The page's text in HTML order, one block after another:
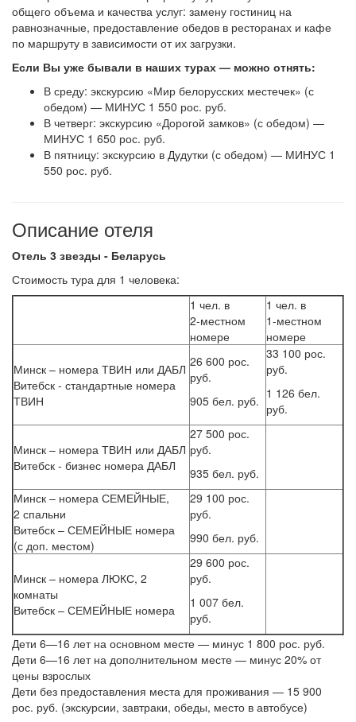
общего объема и качества услуг: замену гостиниц на
равнозначные, предоставление обедов в ресторанах и кафе
по маршруту в зависимости от их загрузки.
Если Вы уже бывали в наших турах — можно отнять:
В среду: экскурсию «Мир белорусских местечек» (с
обедом) — МИНУС 1 550 рос. руб.
В четверг: экскурсию «Дорогой замков» (с обедом) —
МИНУС 1 650 рос. руб.
В пятницу: экскурсию в Дудутки (с обедом) — МИНУС 1
550 рос. руб.
Описание отеля
Отель 3 звезды - Беларусь
Сто­и­мость ту­ра для 1 че­ло­ве­ка:
1 чел. в
2-местном
номере
1 чел. в
1-местном
номере
Минск – номера ТВИН или ДАБЛ
Витебск - стандартные номера
ТВИН
26 600 рос.
руб.
905 бел. руб.
33 100 рос.
руб.
1 126 бел.
руб.
Минск – номера ТВИН или ДАБЛ
Витебск - бизнес номера ДАБЛ
27 500 рос.
руб.
935 бел. руб.
Минск – номера СЕМЕЙНЫЕ,
2 спальни
Витебск – СЕМЕЙНЫЕ номера
(с доп. местом)
29 100 рос.
руб.
990 бел. руб.
Минск – номера ЛЮКС, 2
комнаты
Витебск – СЕМЕЙНЫЕ номера
29 600 рос.
руб.
1 007 бел.
руб.
Дети 6—16 лет на основном месте — минус 1 800 рос. руб.
Дети 6—16 лет на дополнительном месте — минус 20% от
цены взрослых
Дети без предоставления места для проживания — 15 900
рос. руб. (экскурсии, завтраки, обеды, место в автобусе)